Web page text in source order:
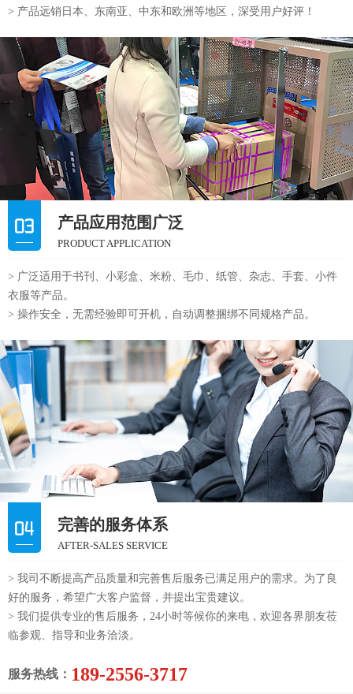
> 产品远销日本、东南亚、中东和欧洲等地区，深受用户好评！
产品应用范围广泛
PRODUCT APPLICATION
> 广泛适用于书刊、小彩盒、米粉、毛巾、纸管、杂志、手套、小件
衣服等产品。
> 操作安全，无需经验即可开机，自动调整捆绑不同规格产品。
完善的服务体系
AFTER-SALES SERVICE
> 我司不断提高产品质量和完善售后服务已满足用户的需求。为了良
好的服务，希望广大客户监督，并提出宝贵建议。
> 我们提供专业的售后服务，24小时等候你的来电，欢迎各界朋友莅
临参观、指导和业务洽淡。
服务热线： 189-2556-3717